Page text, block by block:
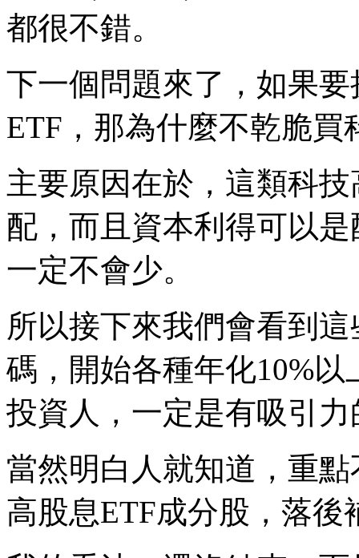
都很不錯。
下一個問題來了，如果
ETF，那為什麼不乾脆買
主要原因在於，這類科
配，而且資本利得可以
一定不會少。
所以接下來我們會看到
碼，開始各種年化10%
投資人，一定是有吸引力
當然明白人就知道，重
高股息ETF成分股，落